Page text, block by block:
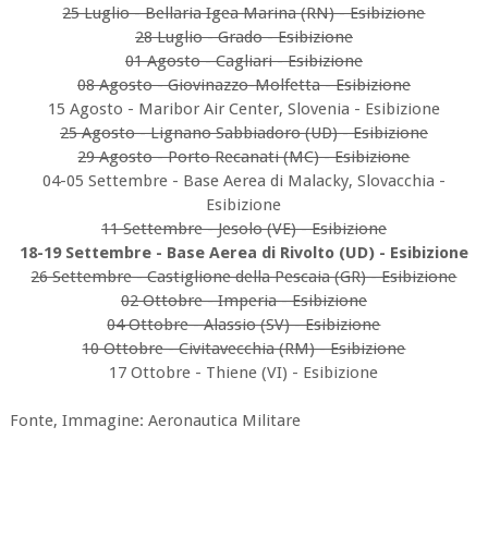
25 Luglio - Bellaria Igea Marina (RN) - Esibizione
28 Luglio - Grado - Esibizione
01 Agosto - Cagliari - Esibizione
08 Agosto - Giovinazzo-Molfetta - Esibizione
15 Agosto - Maribor Air Center, Slovenia - Esibizione
25 Agosto - Lignano Sabbiadoro (UD) - Esibizione
29 Agosto - Porto Recanati (MC) - Esibizione
04-05 Settembre - Base Aerea di Malacky, Slovacchia -
Esibizione
11 Settembre - Jesolo (VE) - Esibizione
18-19 Settembre - Base Aerea di Rivolto (UD) - Esibizione
26 Settembre - Castiglione della Pescaia (GR) - Esibizione
02 Ottobre - Imperia - Esibizione
04 Ottobre - Alassio (SV) - Esibizione
10 Ottobre - Civitavecchia (RM) - Esibizione
17 Ottobre - Thiene (VI) - Esibizione
Fonte, Immagine: Aeronautica Militare